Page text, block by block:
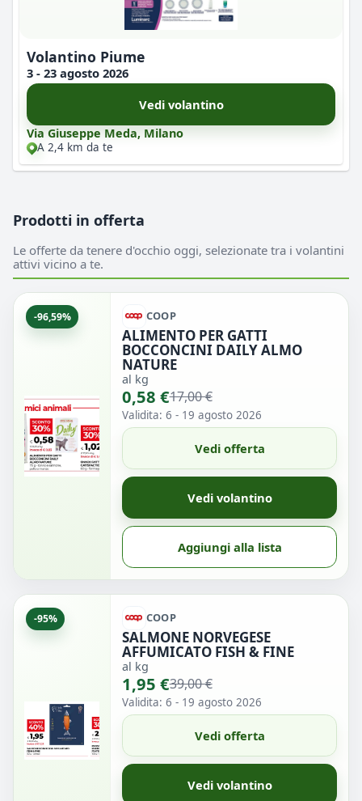
Volantino Piume
3 - 23 agosto 2026
Vedi volantino
Via Giuseppe Meda, Milano
A 2,4 km da te
Prodotti in offerta
Le offerte da tenere d'occhio oggi, selezionate tra i volantini
attivi vicino a te.
-96,59% COOP
ALIMENTO PER GATTI
BOCCONCINI DAILY ALMO
NATURE
al kg
0,58 €17,00 €
Validita: 6 - 19 agosto 2026
Vedi offerta
Vedi volantino
Aggiungi alla lista
-95% COOP
SALMONE NORVEGESE
AFFUMICATO FISH & FINE
al kg
1,95 €39,00 €
Validita: 6 - 19 agosto 2026
Vedi offerta
Vedi volantino